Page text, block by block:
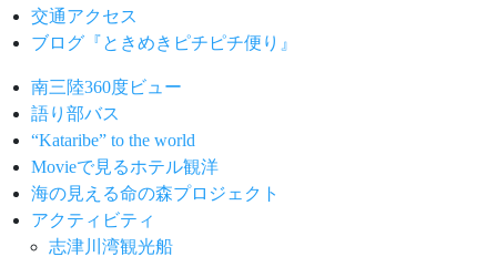
交通アクセス
ブログ『ときめきピチピチ便り』
南三陸360度ビュー
語り部バス
“Kataribe” to the world
Movieで見るホテル観洋
海の見える命の森プロジェクト
アクティビティ
志津川湾観光船